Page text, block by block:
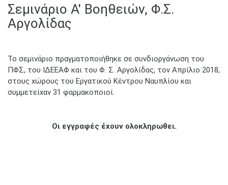
Σεμινάριο Α' Βοηθειών, Φ.Σ.
Αργολίδας
Το σεμινάριο πραγματοποιήθηκε σε συνδιοργάνωση του
ΠΦΣ, του ΙΔΕΕΑΦ και του Φ. Σ. Αργολίδας, τον Απρίλιο 2018,
στους χώρους του Εργατικού Κέντρου Ναυπλίου και
συμμετείχαν 31 φαρμακοποιοί.
Οι εγγραφές έχουν ολοκληρωθει.